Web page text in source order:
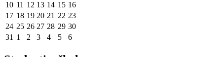
10 11 12 13 14 15 16
17 18 19 20 21 22 23
24 25 26 27 28 29 30
31 1 2 3 4 5 6